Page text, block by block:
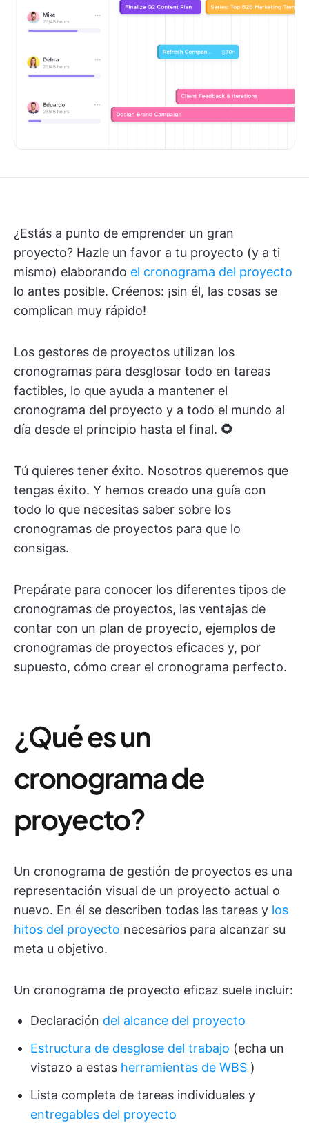
¿Estás a punto de emprender un gran
proyecto? Hazle un favor a tu proyecto (y a ti
mismo) elaborando el cronograma del proyecto
lo antes posible. Créenos: ¡sin él, las cosas se
complican muy rápido!
Los gestores de proyectos utilizan los
cronogramas para desglosar todo en tareas
factibles, lo que ayuda a mantener el
cronograma del proyecto y a todo el mundo al
día desde el principio hasta el final. 🌻
Tú quieres tener éxito. Nosotros queremos que
tengas éxito. Y hemos creado una guía con
todo lo que necesitas saber sobre los
cronogramas de proyectos para que lo
consigas.
Prepárate para conocer los diferentes tipos de
cronogramas de proyectos, las ventajas de
contar con un plan de proyecto, ejemplos de
cronogramas de proyectos eficaces y, por
supuesto, cómo crear el cronograma perfecto.
¿Qué es un
cronograma de
proyecto?
Un cronograma de gestión de proyectos es una
representación visual de un proyecto actual o
nuevo. En él se describen todas las tareas y los
hitos del proyecto necesarios para alcanzar su
meta u objetivo.
Un cronograma de proyecto eficaz suele incluir:
Declaración del alcance del proyecto
Estructura de desglose del trabajo (echa un
vistazo a estas herramientas de WBS )
Lista completa de tareas individuales y
entregables del proyecto